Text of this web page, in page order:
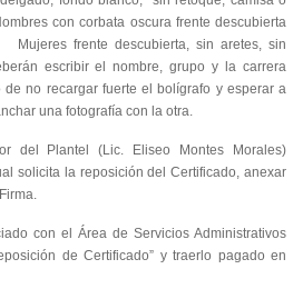
con corbata oscura frente descubierta
frente descubierta, sin aretes, sin
escribir el nombre, grupo y la carrera
no recargar fuerte el bolígrafo y esperar a
una fotografía con la otra.
del Plantel (Lic. Eliseo Montes Morales)
solicita la reposición del Certificado, anexar
con el Área de Servicios Administrativos
de Certificado” y traerlo pagado en